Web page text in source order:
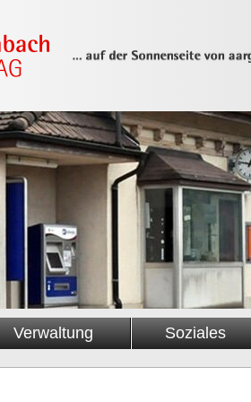
Verwaltung Soziales